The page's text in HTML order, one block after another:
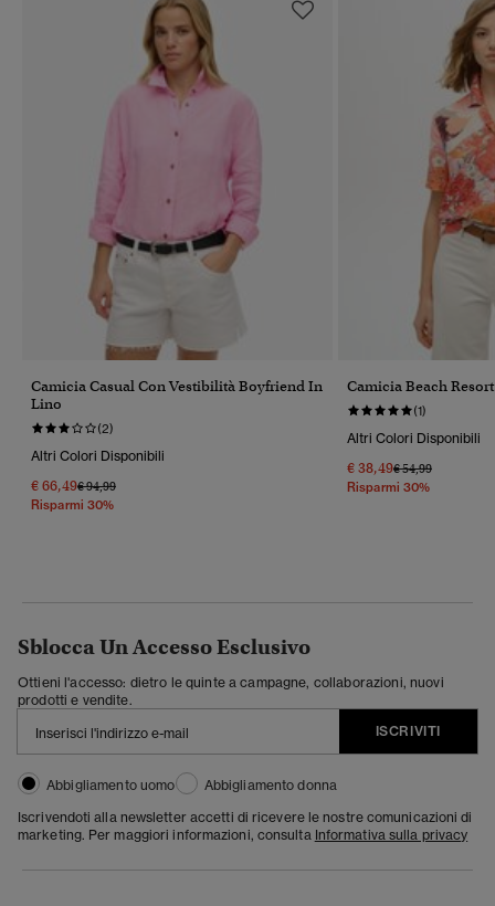
Camicia Casual Con Vestibilità Boyfriend In
Lino
(2)
Altri Colori Disponibili
€ 66,49Prezzo Ridotto Da
€ 94,99A
Risparmi 30%
Camicia Beach Resort
(1)
Altri Colori Disponibili
€ 38,49Prezzo Ridotto Da
€ 54,99A
Risparmi 30%
Sblocca Un Accesso Esclusivo
Ottieni l'accesso: dietro le quinte a campagne, collaborazioni, nuovi
prodotti e vendite.
ISCRIVITI
Abbigliamento uomo
Abbigliamento donna
Iscrivendoti alla newsletter accetti di ricevere le nostre comunicazioni di
marketing. Per maggiori informazioni, consulta Informativa sulla privacy